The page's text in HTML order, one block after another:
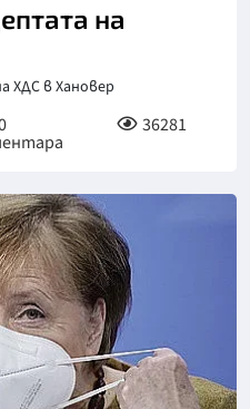
на
ХДС в Хановер
36281